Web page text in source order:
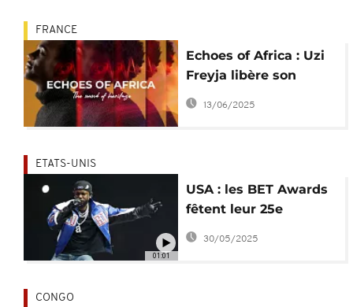
FRANCE
Echoes of Africa : Uzi
Freyja libère son
enfant intérieur
[Podcast]
13/06/2025
01:01
ETATS-UNIS
USA : les BET Awards
fêtent leur 25e
anniversaire
30/05/2025
CONGO